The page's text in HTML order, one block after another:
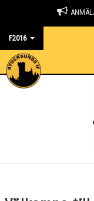
F2016
HEM